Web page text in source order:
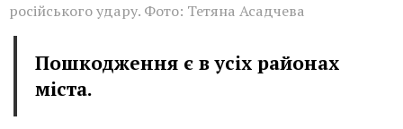
російського удару. Фото: Тетяна Асадчева
Пошкодження є в усіх районах
міста.